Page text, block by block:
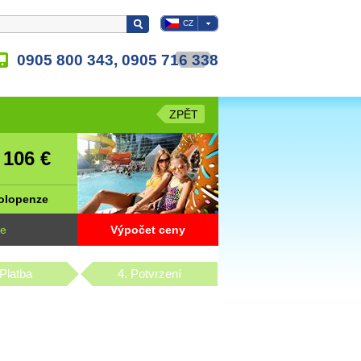
CZ
0905 800 343, 0905 716 338
ZPĚT
106 €
Výpočet ceny
4. Potvrzení